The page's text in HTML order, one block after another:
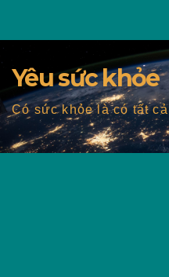
Yêu sức khỏe
Có sức khỏe là có tất cả